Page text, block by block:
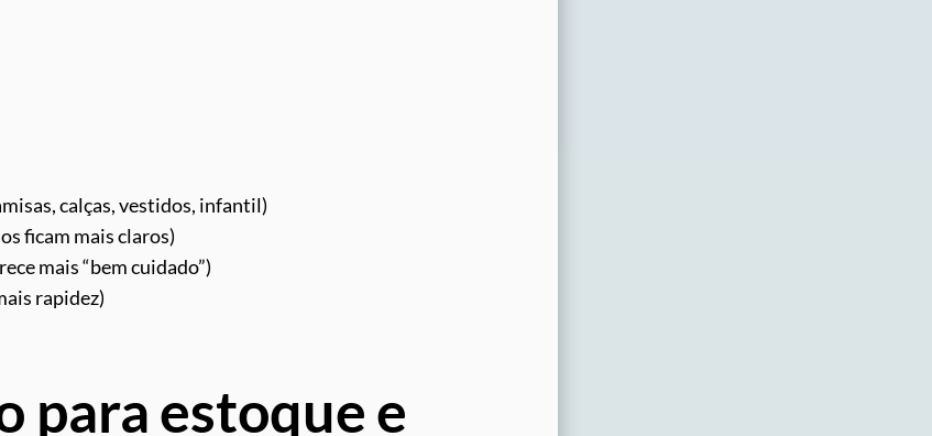
calças, vestidos, infantil)
ficam mais claros)
mais “bem cuidado”)
rapidez)
para estoque e